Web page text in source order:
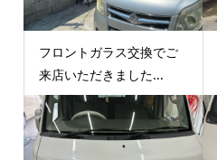
フロントガラス交換でご
来店いただきました...